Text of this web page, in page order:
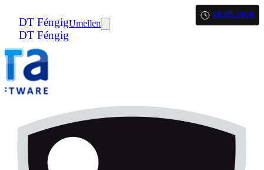
DT Féngig
DT Féngig
Umellen
18.05.2026